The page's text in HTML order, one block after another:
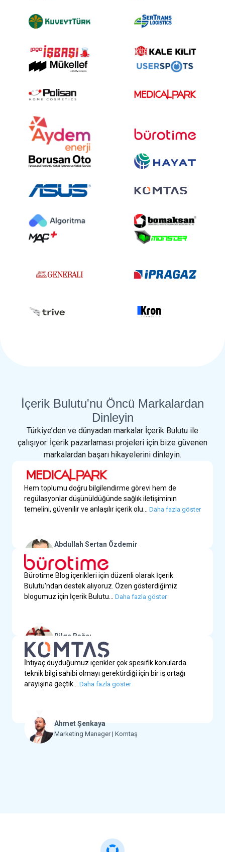
İçerik Bulutu'nu Öncü Markalardan
Dinleyin
Türkiye’den ve dünyadan markalar İçerik Bulutu ile
çalışıyor. İçerik pazarlaması projeleri için bize güvenen
markalardan başarı hikayelerini dinleyin.
Hem toplumu doğru bilgilendirme görevi hem de
regülasyonlar düşünüldüğünde sağlık iletişiminin
temelini, güvenilir ve anlaşılır içerik olu... Daha fazla göster
Abdullah Sertan Özdemir
Park
Bürotime Blog içerikleri için düzenli olarak İçerik
Bulutu'ndan destek alıyoruz. Özen gösterdiğimiz
blogumuz için İçerik Bulutu... Daha fazla göster
Bilge Bağcı
Digital Marketing Specialist | Bürotime
İhtiyaç duyduğumuz içerikler çok spesifik konularda
teknik bilgi sahibi olmayı gerektirdiği için bir iş ortağı
arayışına geçtik... Daha fazla göster
Ahmet Şenkaya
Marketing Manager | Komtaş